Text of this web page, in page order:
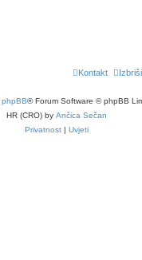
Kontakt
phpBB® Forum Software © phpBB
HR (CRO) by Ančica Sečan
Privatnost| Uvjeti